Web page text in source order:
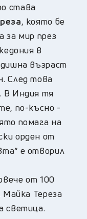
става
, която бе
за мир през
в
възраст
След това
В Индия тя
по-късно -
помага на
орден от
е отворил
от 100
Тереза
светица.